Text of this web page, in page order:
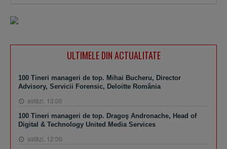
ULTIMELE DIN ACTUALITATE
100 Tineri manageri de top. Mihai Bucheru, Director
Advisory, Servicii Forensic, Deloitte România
astăzi, 13:00
100 Tineri manageri de top. Dragoş Andronache, Head of
Digital & Technology United Media Services
astăzi, 12:00